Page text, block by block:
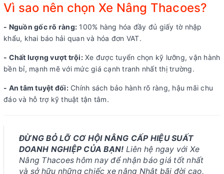
Vì sao nên chọn Xe Nâng Thacoes?
- Nguồn gốc rõ ràng: 100% hàng hóa đầy đủ giấy tờ nhập
khẩu, khai báo hải quan và hóa đơn VAT.
- Chất lượng vượt trội:Xe được tuyển chọn kỹ lưỡng, vận hành
bền bỉ, mạnh mẽ với mức giá cạnh tranh nhất thị trường.
- An tâm tuyệt đối:Chính sách bảo hành rõ ràng, hậu mãi chu
đáo và hỗ trợ kỹ thuật tận tâm.
ĐỪNG BỎ LỠ CƠ HỘI NÂNG CẤP HIỆU SUẤT
DOANH NGHIỆP CỦA BẠN! Liên hệ ngay với Xe
Nâng Thacoes hôm nay để nhận báo giá tốt nhất
và sở hữu những chiếc xe nâng Nhật bãi đời cao,